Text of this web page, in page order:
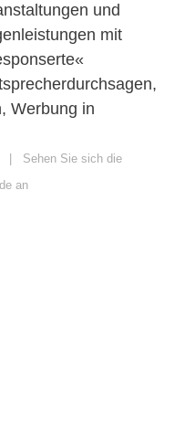
und
mit
Werbung in
Sehen Sie sich die
an